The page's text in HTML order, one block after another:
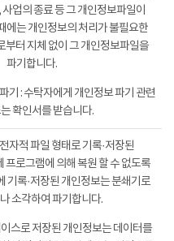
업의 종료 등 그 개인정보파일이
에는 개인정보의 처리가 불필요한
부터 지체 없이 그 개인정보파일을
파기합니다.
기 : 수탁자에게 개인정보 파기 관련
확인서를 받습니다.
자적 파일 형태로 기록·저장된
프로그램에 의해 복원 할 수 없도록
기록·저장된 개인정보는 분쇄기로
소각하여 파기합니다.
스로 저장된 개인정보는 데이터를